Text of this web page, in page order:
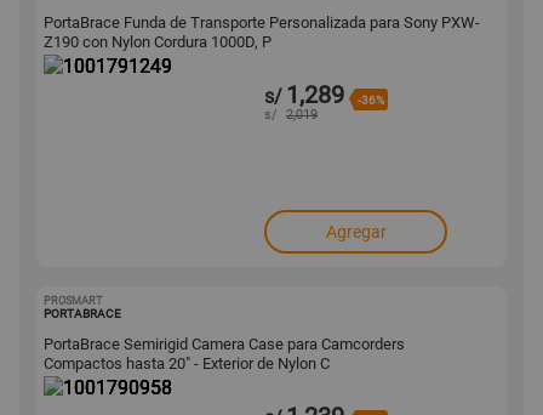
PortaBrace Funda de Transporte Personalizada para Sony PXW-
Z190 con Nylon Cordura 1000D, P
s/ 1,289 -36%
s/ 2,019
Agregar
PROSMART
PORTABRACE
PortaBrace Semirigid Camera Case para Camcorders
Compactos hasta 20" - Exterior de Nylon C